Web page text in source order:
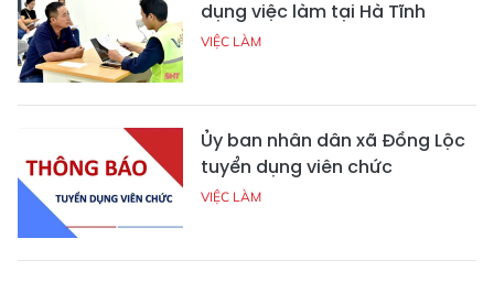
dụng việc làm tại Hà Tĩnh
VIỆC LÀM
Ủy ban nhân dân xã Đồng Lộc
tuyển dụng viên chức
VIỆC LÀM